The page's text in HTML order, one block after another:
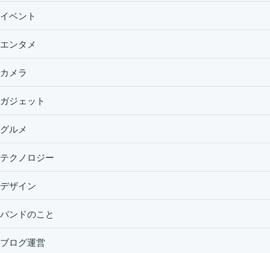
イベント
エンタメ
カメラ
ガジェット
グルメ
テクノロジー
デザイン
バンドのこと
ブログ運営